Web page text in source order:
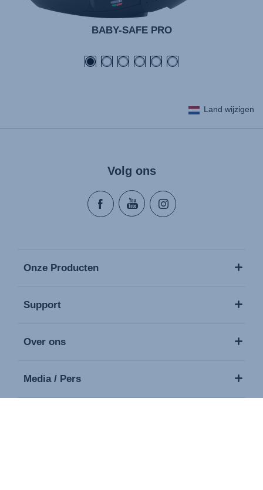
BABY-SAFE PRO
Land wijzigen
Volg ons
Onze Producten
Support
Over ons
Media / Pers